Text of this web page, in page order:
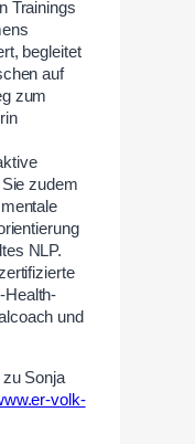
Trainings
begleitet
auf
zum
zudem
NLP.
Health-
und
Sonja
volk-